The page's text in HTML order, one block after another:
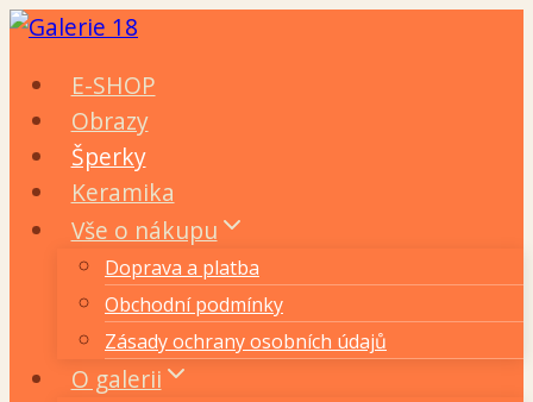
Přeskočit
obsahE-SHOP
Obrazy
Šperky
Keramika
Vše o nákupu
Doprava a platba
Obchodní podmínky
Zásady ochrany osobních údajů
O galerii